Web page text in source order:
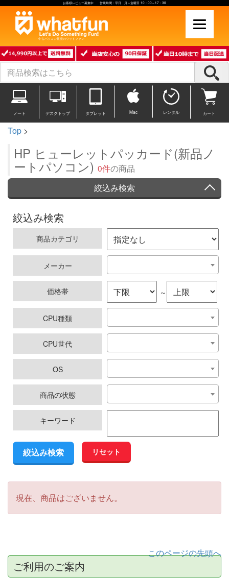
お客様レビュー募集中 営業時間：平日 月～金曜日 10：00～17：30
中古パソコン販売のワットファン
ノート デスクトップ タブレット Mac レンタル カート
Top >
HP ヒューレットパッカード(新品ノ
ートパソコン) 0件の商品
絞込み検索
絞込み検索
商品カテゴリ
メーカー
価格帯 ～
CPU種類
CPU世代
OS
商品の状態
キーワード
リセット
現在、商品はございません。
このページの先頭へ
ご利用のご案内